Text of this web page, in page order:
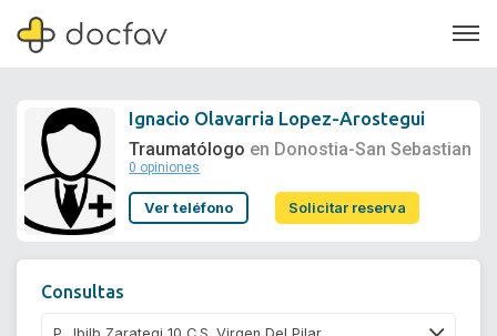
Soporte
Ignacio Olavarria Lopez-Arostegui
Traumatólogo en Donostia-San Sebastian
0 opiniones
Ver teléfono Solicitar reserva
Consultas